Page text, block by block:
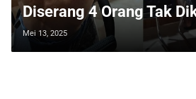
Diserang 4 Orang Tak
Pembungkaman Kritik?
Mei 13, 2025